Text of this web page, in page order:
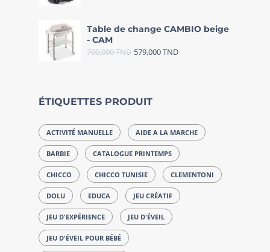
Table de change CAMBIO beige
- CAM
700,000TND 579,000TND
ÉTIQUETTES PRODUIT
ACTIVITÉ MANUELLE AIDE A LA MARCHE
BARBIE CATALOGUE PRINTEMPS
CHICCO CHICCO TUNISIE CLEMENTONI
DOLU EDUCA JEU CRÉATIF
JEU D'EXPÉRIENCE JEU D'ÉVEIL
JEU D'ÉVEIL POUR BÉBÉ